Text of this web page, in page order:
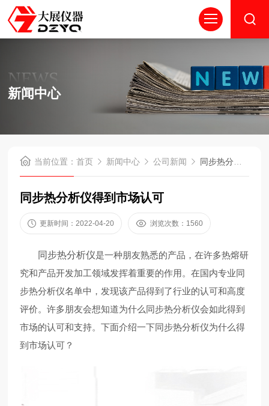
NEWS
新闻中心
当前位置：首页 新闻中心 公司新闻 同步热分析仪得到市场认可
同步热分析仪得到市场认可
更新时间：2022-04-20 浏览次数：1560
同步热分析仪是一种朋友熟悉的产品，在许多热熔研
究和产品开发加工领域发挥着重要的作用。在国内专业同
步热分析仪名单中，发现该产品得到了行业的认可和高度
评价。许多朋友会想知道为什么同步热分析仪会如此得到
市场的认可和支持。下面介绍一下同步热分析仪为什么得
到市场认可？